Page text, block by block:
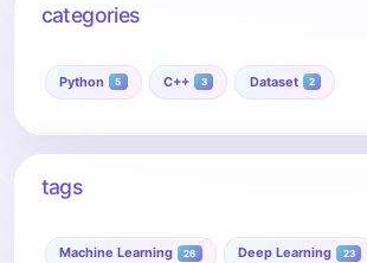
categories
Python 5 C++ 3 Dataset 2
tags
Machine Learning 26 Deep Learning 23